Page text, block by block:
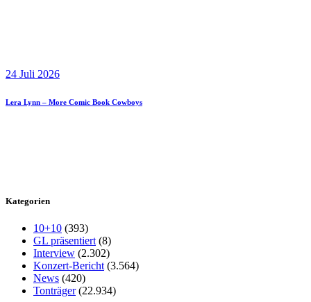
24 Juli 2026
Lera Lynn – More Comic Book Cowboys
Kategorien
10+10 (393)
GL präsentiert (8)
Interview (2.302)
Konzert-Bericht (3.564)
News (420)
Tonträger(22.934)